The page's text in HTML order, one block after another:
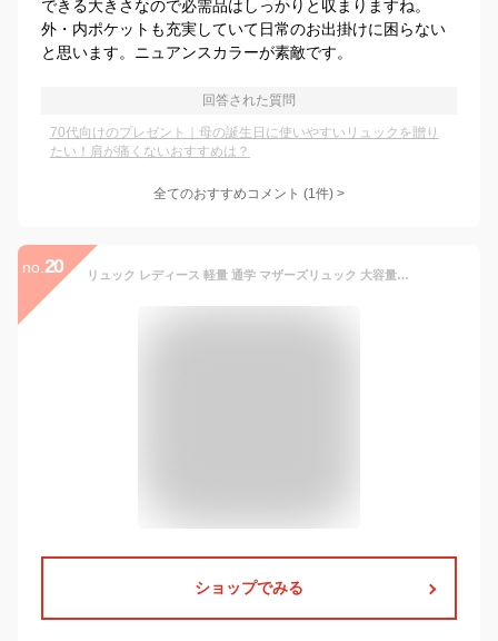
できる大きさなので必需品はしっかりと収まりますね。
外・内ポケットも充実していて日常のお出掛けに困らない
と思います。ニュアンスカラーが素敵です。
回答された質問
70代向けのプレゼント｜母の誕生日に使いやすいリュックを贈り
たい！肩が痛くないおすすめは？
全てのおすすめコメント (1件) >
no. 20 リュック レディース 軽量 通学 マザーズリュック 大容量 リュックサック 大人 通勤 通学リュック A4 おしゃれ パソコン PC かわいい マザーズ バッグ カバン ビジネス シンプル 誕生日 ギフト プレゼント 母の日
ショップでみる